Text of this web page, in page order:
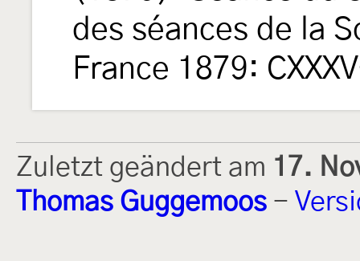
des séances de la
France 1879:
Zuletzt geändert am 17.
Thomas Guggemoos -